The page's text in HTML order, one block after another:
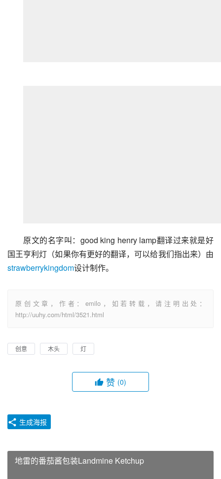
原文的名字叫：good king henry lamp翻译过来就是好
国王亨利灯（如果你有更好的翻译，可以给我们指出来）由
strawberrykingdom设计制作。
原创文章，作者：emilo，如若转载，请注明出处：
http://uuhy.com/html/3521.html
创意 木头 灯
赞 (0)
生成海报
地雷的番茄酱包装Landmine Ketchup